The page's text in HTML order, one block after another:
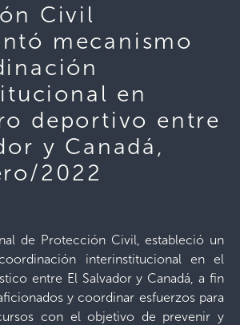
Civil
mecanismo
en
deportivo entre
y Canadá,
2022
de Protección Civil, estableció un
interinstitucional en el
entre El Salvador y Canadá, a fin
y coordinar esfuerzos para
con el objetivo de prevenir y